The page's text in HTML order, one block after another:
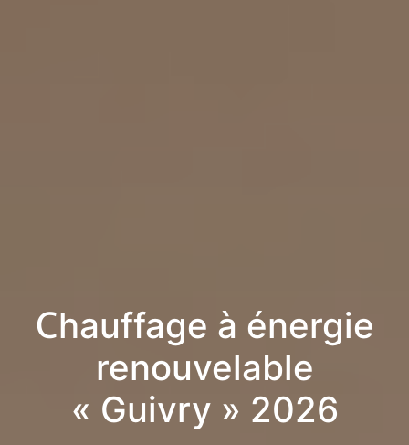
Chauffage à énergie
renouvelable
« Guivry » 2026